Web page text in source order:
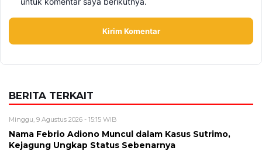
Kejagung Ungkap Status Sebenarnya
Deadline Refund Lewat, Jaminan Tampia Tour ke
Sabtu, 8 Agustus 2026 - 22:27 WIB
Terekam CCTV, 4 Pencuri Kabel Penangkal Petir TVRI